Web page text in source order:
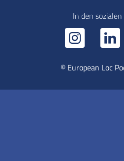
In den
© European Loc